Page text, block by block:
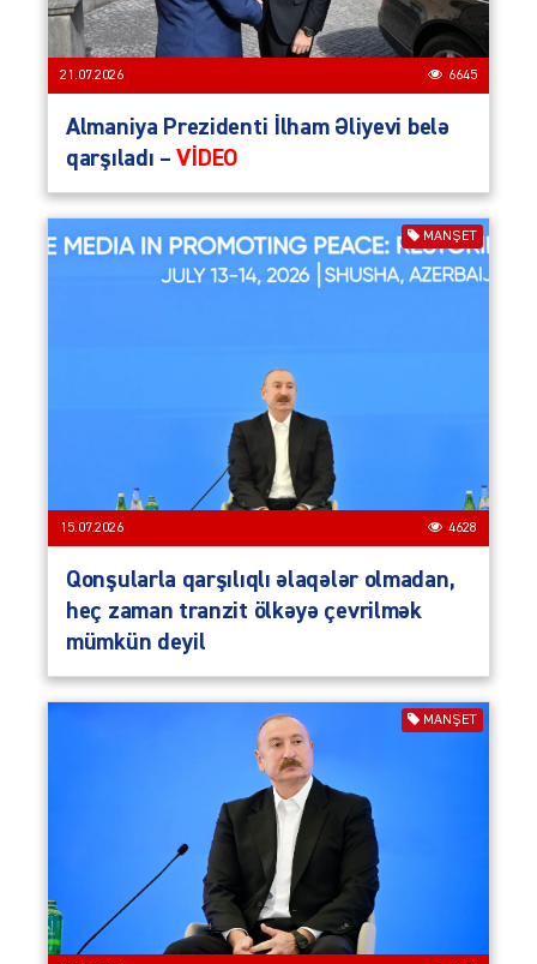
21.07.2026 6645
Almaniya Prezidenti İlham Əliyevi belə
qarşıladı –VİDEO
MANŞET
15.07.2026 4628
Qonşularla qarşılıqlı əlaqələr olmadan,
heç zaman tranzit ölkəyə çevrilmək
mümkün deyil
MANŞET